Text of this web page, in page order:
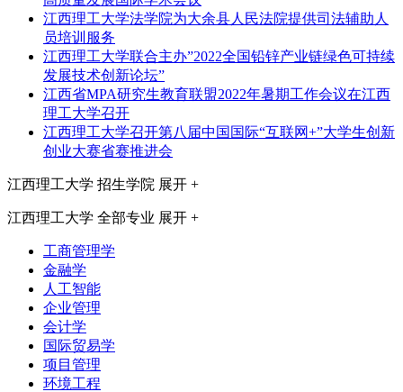
江西理工大学法学院为大余县人民法院提供司法辅助人
员培训服务
江西理工大学联合主办”2022全国铅锌产业链绿色可持续
发展技术创新论坛”
江西省MPA研究生教育联盟2022年暑期工作会议在江西
理工大学召开
江西理工大学召开第八届中国国际“互联网+”大学生创新
创业大赛省赛推进会
江西理工大学 招生学院 展开 +
江西理工大学 全部专业 展开 +
工商管理学
金融学
人工智能
企业管理
会计学
国际贸易学
项目管理
环境工程